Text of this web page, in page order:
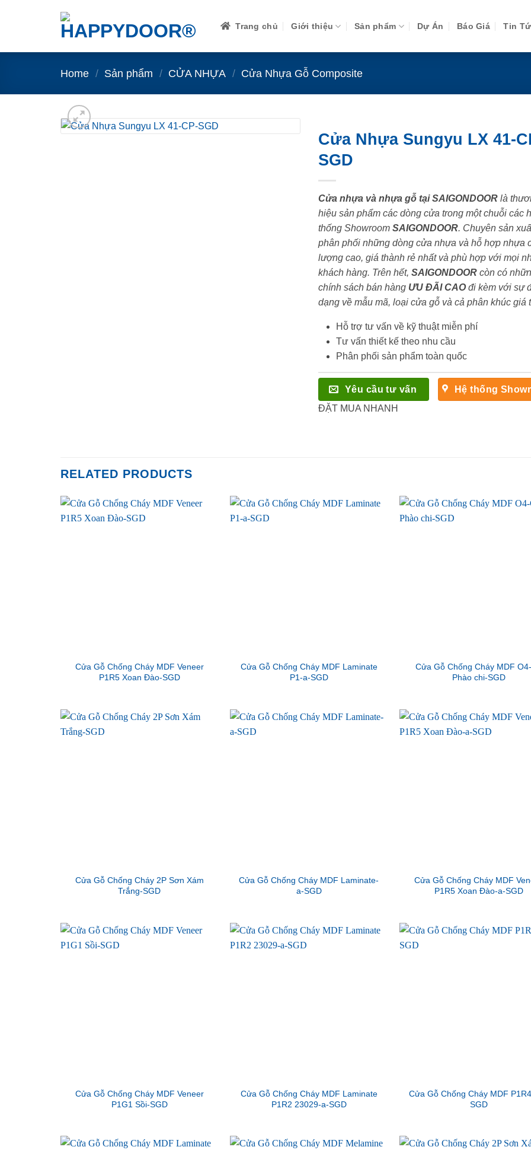
Trang chủ Giới thiệu Sản phẩm Dự Án Báo Giá Tin
Home / Sản phẩm / CỬA NHỰA / Cửa Nhựa Gỗ Composite
Cửa Nhựa Sungyu LX 41-
SGD
Cửa nhựa và nhựa gỗ tại SAIGONDOORlà
hiệu sản phẩm các dòng cửa trong một chuỗi các
thống Showroom SAIGONDOOR. Chuyên sản
phân phối những dòng cửa nhựa và hỗ hợp nhựa
lượng cao, giá thành rẻ nhất và phù hợp với mọi
khách hàng. Trên hết, SAIGONDOORcòn có
chính sách bán hàng ƯU ĐÃI CAOđi kèm với sự
dạng về mẫu mã, loại cửa gỗ và cả phân khúc giá
Hỗ trợ tư vấn về kỹ thuật miễn phí
Tư vấn thiết kế theo nhu cầu
Phân phối sản phẩm toàn quốc
Yêu cầu tư vấn
Hệ thống
ĐẶT MUA NHANH
RELATED PRODUCTS
Cửa Gỗ Chống Cháy MDF Veneer
P1R5 Xoan Đào-SGD
Cửa Gỗ Chống Cháy MDF Laminate
P1-a-SGD
Cửa Gỗ Chống Cháy MDF
Phào chi-SGD
Cửa Gỗ Chống Cháy 2P Sơn Xám
Trắng-SGD
Cửa Gỗ Chống Cháy MDF Laminate-
a-SGD
Cửa Gỗ Chống Cháy MDF
P1R5 Xoan Đào-a-SGD
Cửa Gỗ Chống Cháy MDF Veneer
P1G1 Sồi-SGD
Cửa Gỗ Chống Cháy MDF Laminate
P1R2 23029-a-SGD
Cửa Gỗ Chống Cháy MDF
SGD